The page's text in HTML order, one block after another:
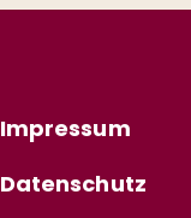
Impressum
Datenschutz